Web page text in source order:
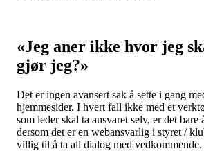
«Jeg aner ikke hvor jeg
gjør jeg?»
Det er ingen avansert sak å sette i gang
hjemmesider. I hvert fall ikke med et
som leder skal ta ansvaret selv, er det bare
dersom det er en webansvarlig i styret /
villig til å ta all dialog med vedkommende.